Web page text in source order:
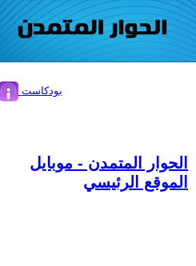
بودكاست
الحوار المتمدن - موبايل
الموقع الرئيسي